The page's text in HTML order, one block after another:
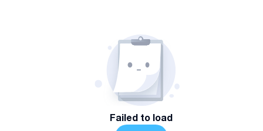
Failed to load